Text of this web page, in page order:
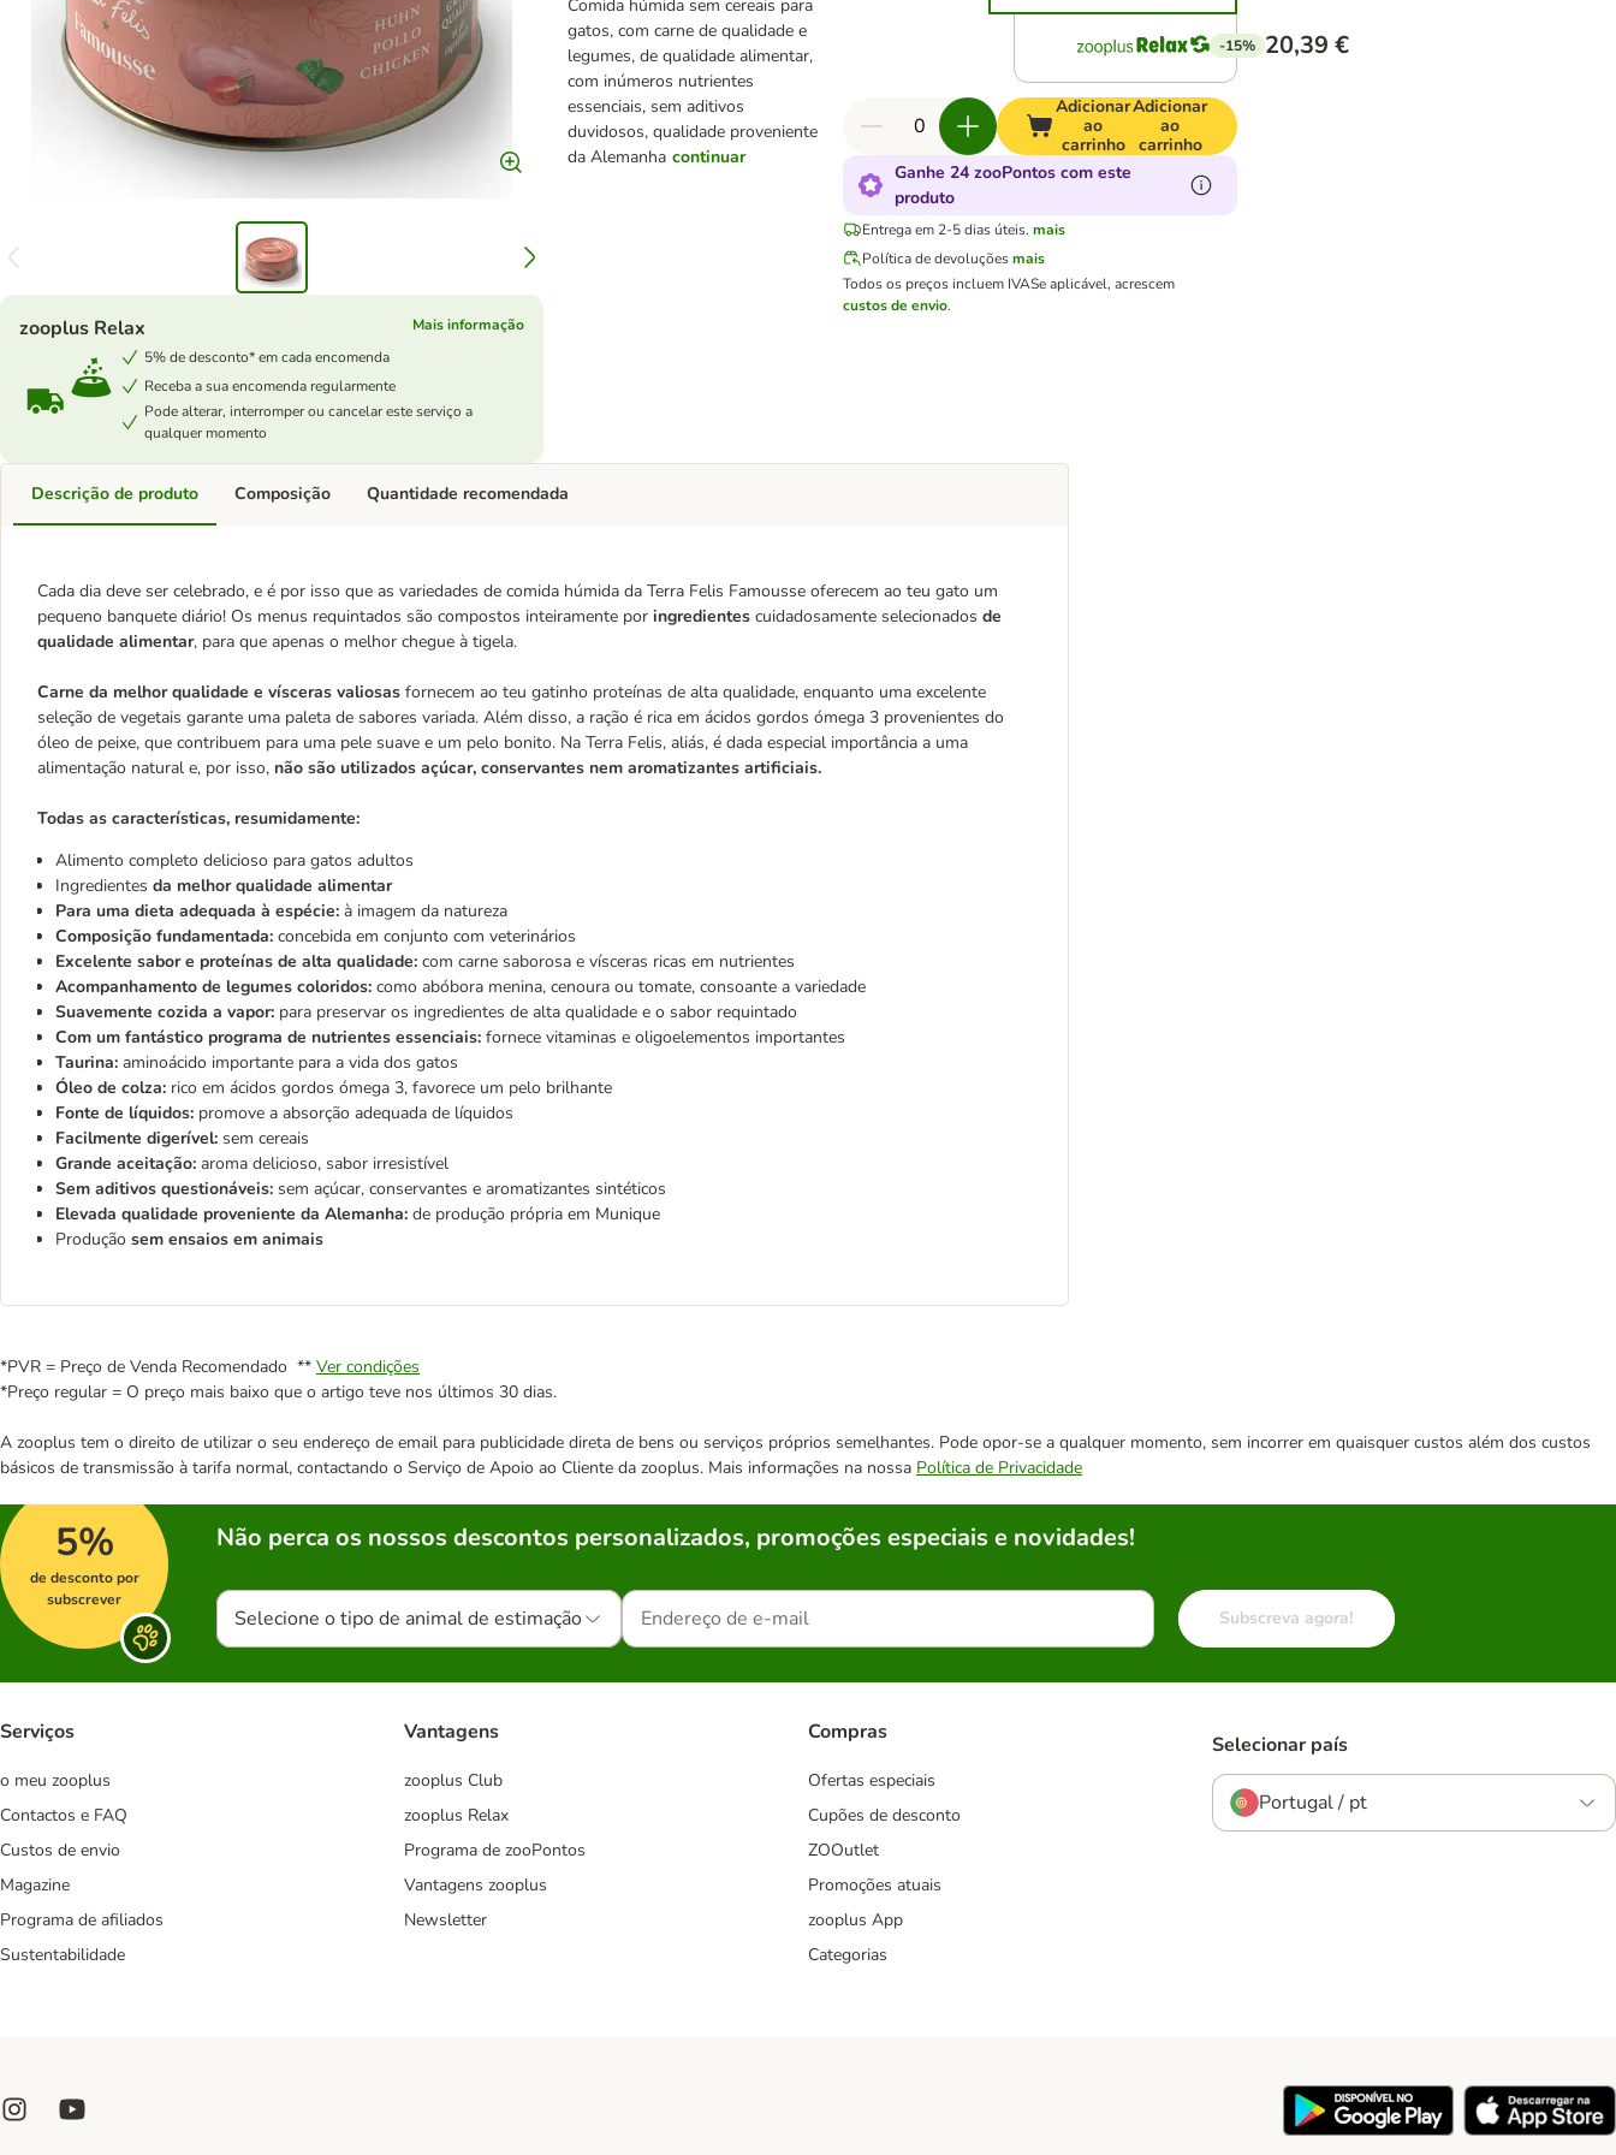
Comida húmida sem cereais para
gatos, com carne de qualidade e
legumes, de qualidade alimentar,
com inúmeros nutrientes
essenciais, sem aditivos
duvidosos, qualidade proveniente
da Alemanha continuar
zooplus Relax
Mais informação
5% de desconto* em cada encomenda
Receba a sua encomenda regularmente
Pode alterar, interromper ou cancelar este serviço a
qualquer momento
-15% 20,39 €
Adicionar
ao
carrinho
Adicionar
ao
carrinho
Ganhe 24 zooPontos com este
produto
Entrega em 2-5 dias úteis. mais
Política de devoluçõesmais
Todos os preços incluem IVASe aplicável, acrescem
custos de envio.
Descrição de produto
Cada dia deve ser celebrado, e é por isso que as variedades de comida húmida da Terra Felis Famousse oferecem ao teu gato um
pequeno banquete diário! Os menus requintados são compostos inteiramente por ingredientes cuidadosamente selecionados de
qualidade alimentar, para que apenas o melhor chegue à tigela.
Carne da melhor qualidade e vísceras valiosas fornecem ao teu gatinho proteínas de alta qualidade, enquanto uma excelente
seleção de vegetais garante uma paleta de sabores variada. Além disso, a ração é rica em ácidos gordos ómega 3 provenientes do
óleo de peixe, que contribuem para uma pele suave e um pelo bonito. Na Terra Felis, aliás, é dada especial importância a uma
alimentação natural e, por isso, não são utilizados açúcar, conservantes nem aromatizantes artificiais.
Todas as características, resumidamente:
Alimento completo delicioso para gatos adultos
Ingredientes da melhor qualidade alimentar
Para uma dieta adequada à espécie: à imagem da natureza
Composição fundamentada: concebida em conjunto com veterinários
Excelente sabor e proteínas de alta qualidade: com carne saborosa e vísceras ricas em nutrientes
Acompanhamento de legumes coloridos: como abóbora menina, cenoura ou tomate, consoante a variedade
Suavemente cozida a vapor: para preservar os ingredientes de alta qualidade e o sabor requintado
Com um fantástico programa de nutrientes essenciais: fornece vitaminas e oligoelementos importantes
Taurina: aminoácido importante para a vida dos gatos
Óleo de colza: rico em ácidos gordos ómega 3, favorece um pelo brilhante
Fonte de líquidos: promove a absorção adequada de líquidos
Facilmente digerível: sem cereais
Grande aceitação: aroma delicioso, sabor irresistível
Sem aditivos questionáveis: sem açúcar, conservantes e aromatizantes sintéticos
Elevada qualidade proveniente da Alemanha: de produção própria em Munique
Produção sem ensaios em animais
Composição Quantidade recomendada
*PVR = Preço de Venda Recomendado ** Ver condições
*Preço regular = O preço mais baixo que o artigo teve nos últimos 30 dias.
A zooplus tem o direito de utilizar o seu endereço de email para publicidade direta de bens ou serviços próprios semelhantes. Pode opor-se a qualquer momento, sem incorrer em quaisquer custos além dos custos
básicos de transmissão à tarifa normal, contactando o Serviço de Apoio ao Cliente da zooplus. Mais informações na nossa Política de Privacidade
5%
de desconto por
subscrever
Não perca os nossos descontos personalizados, promoções especiais e novidades!
Selecione o tipo de animal de estimação Subscreva agora!
Serviços
o meu zooplus
Contactos e FAQ
Custos de envio
Magazine
Programa de afiliados
Sustentabilidade
Vantagens
zooplus Club
zooplus Relax
Programa de zooPontos
Vantagens zooplus
Newsletter
Compras
Ofertas especiais
Cupões de desconto
ZOOutlet
Promoções atuais
zooplus App
Categorias
Selecionar país
Portugal / pt